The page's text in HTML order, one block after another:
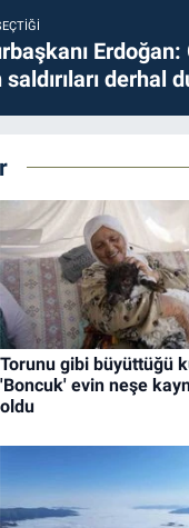
derhal
Torunu gibi büyüttüğü
'Boncuk' evin neşe
oldu